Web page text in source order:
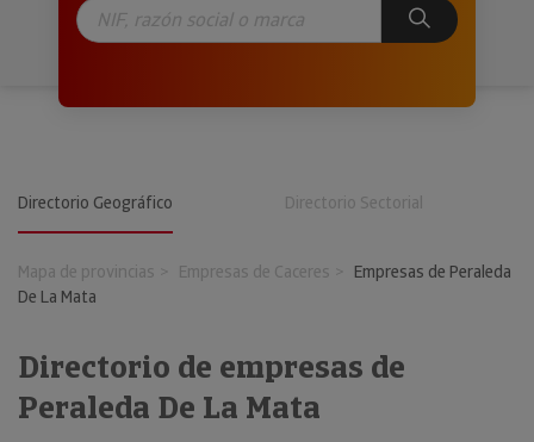
Directorio Geográfico Directorio Sectorial
Mapa de provincias Empresas de Caceres
Empresas de Peraleda
De La Mata
Directorio de empresas de
Peraleda De La Mata